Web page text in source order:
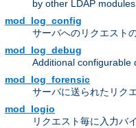
by other LDAP modules
mod_log_config
サーバへのリクエスト
mod_log_debug
Additional configurable
mod_log_forensic
サーバに送られたリク
mod_logio
リクエスト毎に入力バ